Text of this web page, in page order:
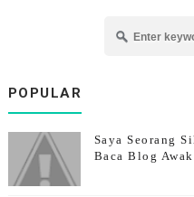
POPULAR
Saya Seorang
Baca Blog Awak